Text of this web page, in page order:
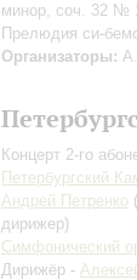
минор, соч. 32 №
Прелюдия си-
Организаторы:
Концерт 2-го
Петербургский
Андрей Петренко
дирижер)
Симфонический
Дирижёр -